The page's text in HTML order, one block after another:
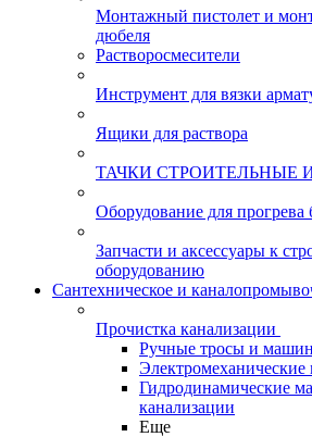
Монтажный пистолет и
дюбеля
Растворосмесители
Инструмент для вязки
Ящики для раствора
ТАЧКИ СТРОИТЕЛЬНЫЕ
Оборудование для прогрева
Запчасти и аксессуары к
оборудованию
Сантехническое и
Прочистка канализации
Ручные тросы и
Гидродинамические
канализации
Еще